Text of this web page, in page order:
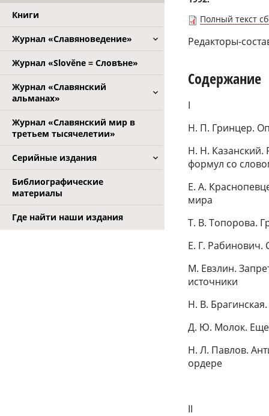
Книги
Журнал «Славяноведение»
Журнал «Slověne = Словѣне»
Журнал «Славянский
альманах»
Журнал «Славянский мир в
третьем тысячелетии»
Серийные издания
Библиографические
материалы
Где найти наши издания
Полный текст
Редакторы-
Содержание
I
Н. П. Гринцер.
H. H.
формул со
Е. А.
мира
Т. В. Топорова.
Е. Г. Рабинович.
М. Евзлин.
источники
Н. В.
Д. Ю. Молок. Еще
Н. Л. Павлов.
ордере
II